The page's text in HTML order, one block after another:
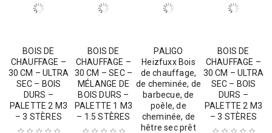
BOIS DE
CHAUFFAGE –
30 CM – ULTRA
SEC – BOIS
DURS –
PALETTE 2 M3
– 3 STÈRES
BOIS DE
CHAUFFAGE –
30 CM – SEC –
MÉLANGE DE
BOIS DURS –
PALETTE 1 M3
– 1.5 STÈRES
PALIGO
Heizfuxx Bois
de chauffage,
de cheminée, de
barbecue, de
poêle, de
cheminée, de
hêtre sec prêt
BOIS DE
CHAUFFAGE –
30 CM – ULTRA
SEC – BOIS
DURS –
PALETTE 2 M3
– 3 STÈRES